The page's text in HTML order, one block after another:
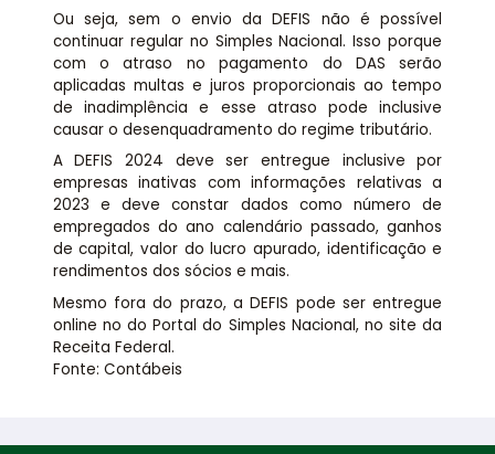
Ou seja, sem o envio da DEFIS não é possível
continuar regular no Simples Nacional. Isso porque
com o atraso no pagamento do DAS serão
aplicadas multas e juros proporcionais ao tempo
de inadimplência e esse atraso pode inclusive
causar o desenquadramento do regime tributário.
A DEFIS 2024 deve ser entregue inclusive por
empresas inativas com informações relativas a
2023 e deve constar dados como número de
empregados do ano calendário passado, ganhos
de capital, valor do lucro apurado, identificação e
rendimentos dos sócios e mais.
Mesmo fora do prazo, a DEFIS pode ser entregue
online no do Portal do Simples Nacional, no site da
Receita Federal.
Fonte: Contábeis